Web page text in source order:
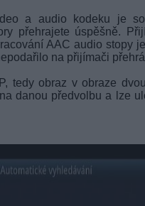
a audio kodeku je
přehrajete úspěšně.
AAC audio stopy
na přijímači
tedy obraz v obraze
danou předvolbu a lze